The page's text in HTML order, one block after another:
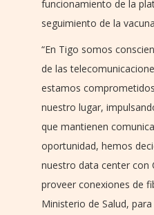
funcionamiento de la
seguimiento de la
“En Tigo somos
de las
estamos
nuestro lugar,
que mantienen
oportunidad, hemos
nuestro data center con
proveer conexiones de
Ministerio de Salud,